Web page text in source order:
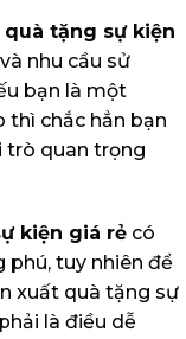
quà tặng sự kiện
nhu cầu sử
bạn là một
thì chắc hẳn bạn
trò quan trọng
kiện giá rẻ có
phú, tuy nhiên để
xuất quà tặng sự
là điều dễ